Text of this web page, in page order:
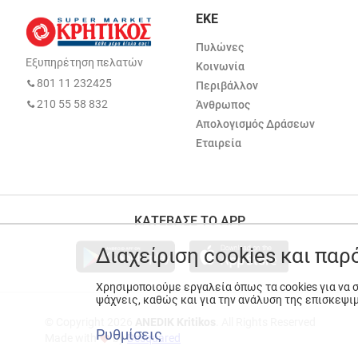
Εξυπηρέτηση πελατών
801 11 232425
210 55 58 832
ΕΚΕ
Πυλώνες
Κοινωνία
Περιβάλλον
Άνθρωπος
Απολογισμός Δράσεων
Εταιρεία
ΚΑΤΕΒΑΣΕ ΤΟ APP
Made with
byDesquared
Διαχείριση cookies και
Χρησιμοποιούμε εργαλεία όπως τα cookies για
ψάχνεις, καθώς και για την ανάλυση της
Ρυθμίσεις